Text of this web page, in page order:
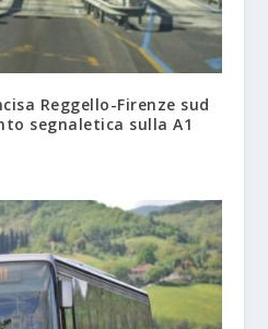
Reggello-Firenze sud
segnaletica sulla A1